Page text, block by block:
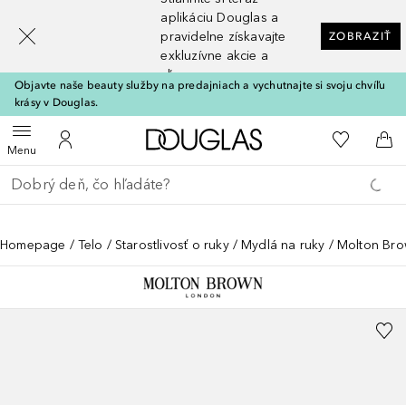
aplikáciu Douglas a
pravidelne získavajte
exkluzívne akcie a
zľavy
ZOBRAZIŤ
Objavte naše beauty služby na predajniach a vychutnajte si svoju chvíľu
krásy v Douglas.
MenuOtvoriť menuDo môjho účtu
Domov Do môjho
Do
Choď späť
Vykonajte vyhľadávanie
Homepage Telo Starostlivosť o ruky Mydlá na ruky Molton
[navigation.slideout.screenreader]